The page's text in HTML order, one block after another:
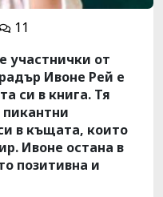
11
участнички от
Ивоне Рей е
си в книга. Тя
в къщата, които
Ивоне остана в
позитивна и